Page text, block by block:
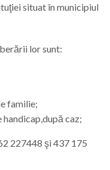
situat în municipiul
lor sunt:
familie;
caz;
227448 şi 437 175